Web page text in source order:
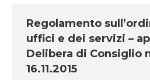
Regolamento
uffici e dei servizi –
Delibera di Consiglio
16.11.2015